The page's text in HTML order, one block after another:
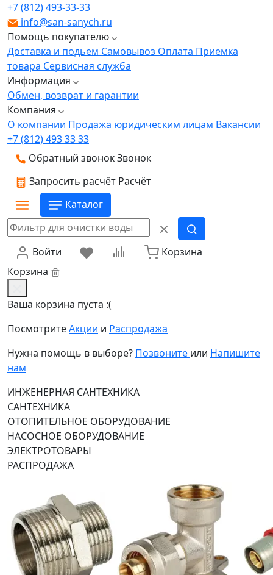
+7 (812) 493-33-33
info@san-sanych.ru
Помощь покупателю
Доставка и подьем Самовывоз Оплата Приемка
товара Сервисная служба
Информация
Обмен, возврат и гарантии
Компания
О компании Продажа юридическим лицам Вакансии
+7 (812) 493 33 33
Обратный звонокЗвонок
Запросить расчёт Расчёт
Каталог
Войти
Корзина
Корзина
Ваша корзина пуста :(
ПосмотритеАкции и Распродажа
Нужна помощь в выборе? Позвоните или Напишите
нам
ИНЖЕНЕРНАЯ САНТЕХНИКА
САНТЕХНИКА
ОТОПИТЕЛЬНОЕ ОБОРУДОВАНИЕ
НАСОСНОЕ ОБОРУДОВАНИЕ
ЭЛЕКТРОТОВАРЫ
РАСПРОДАЖА